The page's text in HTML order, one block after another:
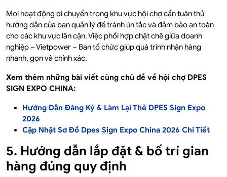
Mọi hoạt động di chuyển trong khu vực hội chợ cần tuân thủ
hướng dẫn của ban quản lý để tránh ùn tắc và đảm bảo an toàn
cho các khu vực lân cận. Việc phối hợp chặt chẽ giữa doanh
nghiệp – Vietpower – Ban tổ chức giúp quá trình nhận hàng
nhanh, gọn và chính xác.
Xem thêm những bài viết cùng chủ đề về hội chợ DPES
SIGN EXPO CHINA:
Hướng Dẫn Đăng Ký & Làm Lại Thẻ DPES Sign Expo
2026
Cập Nhật Sơ Đồ Dpes Sign Expo China 2026 Chi Tiết
5. Hướng dẫn lắp đặt & bố trí gian
hàng đúng quy định